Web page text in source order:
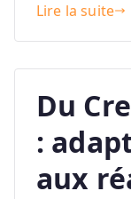
Lire la suite
Du
:
aux